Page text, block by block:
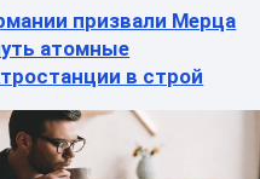
призвали Мерца
атомные
в строй